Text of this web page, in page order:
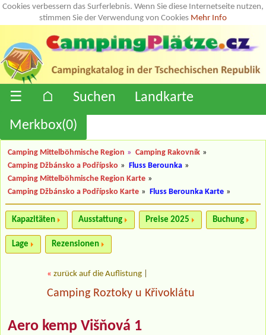
Cookies verbessern das Surferlebnis. Wenn Sie diese Internetseite nutzen,
stimmen Sie der Verwendung von Cookies Mehr Info
☰ ⌂ Suchen
Landkarte
Merkbox(0)
Camping Mittelböhmische Region » Camping Rakovník »
Camping Džbánsko a Podřípsko » Fluss Berounka »
Camping Mittelböhmische Region Karte »
Camping Džbánsko a Podřípsko Karte » Fluss Berounka Karte »
Kapazitäten Ausstattung Preise 2025 Buchung
Lage Rezensionen
« zurück auf die Auflistung
Camping Roztoky u Křivoklátu
Aero kemp Višňová 1